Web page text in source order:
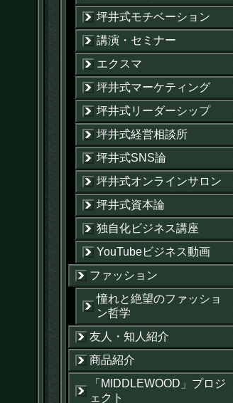
坪井式モチベーション
講演・セミナー
エクスマ
坪井式マーケティング
坪井式リーダーシップ
坪井式経営相談所
坪井式SNS論
坪井式オンラインサロン
坪井式資本論
独自化ビジネス講座
YouTubeビジネス動画
ファッション
憧れと絶望のファッショ
ン哲学
友人・知人紹介
商品紹介
「MIDDLEWOOD」プロジ
ェクト